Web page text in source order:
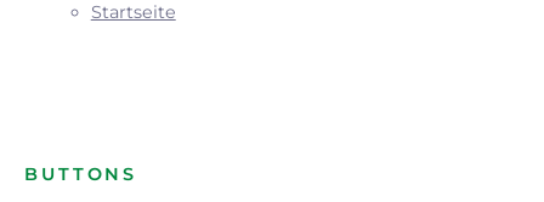
Startseite
BUTTONS